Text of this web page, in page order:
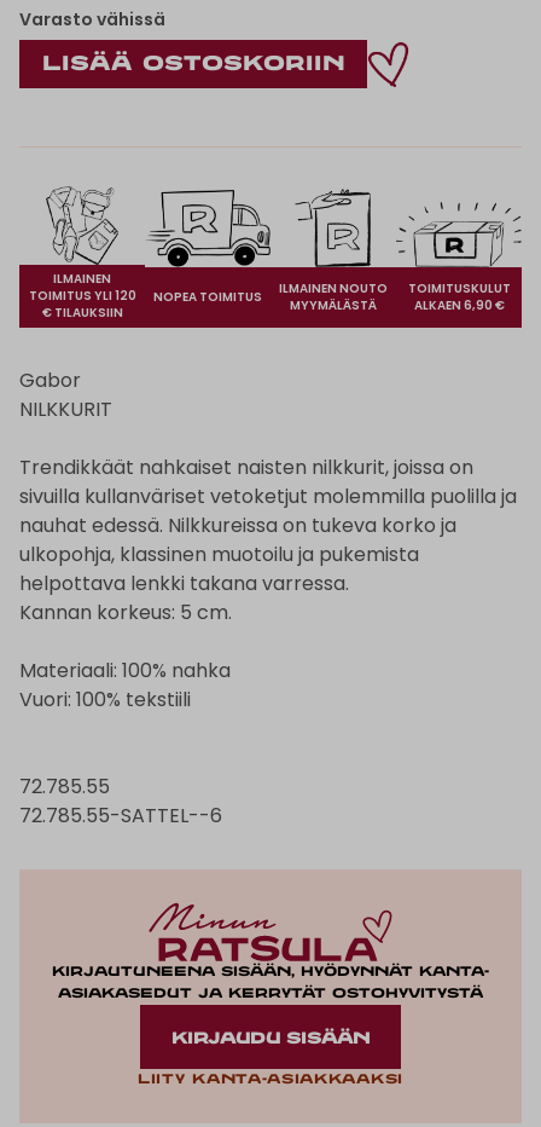
Varasto vähissä
ILMAINEN
TOIMITUS YLI 120
€ TILAUKSIIN
NOPEA TOIMITUS
ILMAINEN NOUTO
MYYMÄLÄSTÄ
TOIMITUSKULUT
ALKAEN 6,90 €
Gabor
NILKKURIT
Trendikkäät nahkaiset naisten nilkkurit, joissa on
sivuilla kullanväriset vetoketjut molemmilla puolilla ja
nauhat edessä. Nilkkureissa on tukeva korko ja
ulkopohja, klassinen muotoilu ja pukemista
helpottava lenkki takana varressa.
Kannan korkeus: 5 cm.
Materiaali: 100% nahka
Vuori: 100% tekstiili
72.785.55
72.785.55-SATTEL--6
Kirjautuneena sisään, hyödynnät kanta-
asiakasedut ja kerrytät ostohyvitystä
KIRJAUDU SISÄÄN
Liity kanta-asiakkaaksi